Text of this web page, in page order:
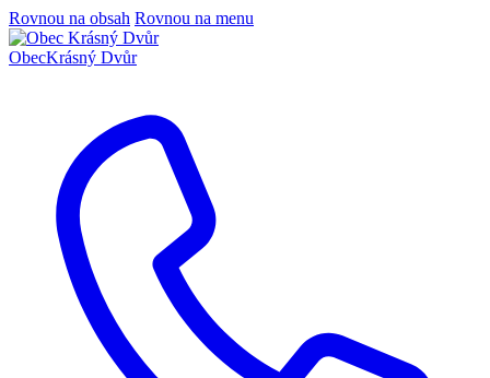
Rovnou na obsah Rovnou na menu
ObecKrásný Dvůr